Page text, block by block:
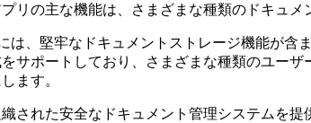
リの主な機能は、さまざまな種類のドキュ
は、堅牢なドキュメントストレージ機能が
サポートしており、さまざまな種類のユー
ます。
された安全なドキュメント管理システムを